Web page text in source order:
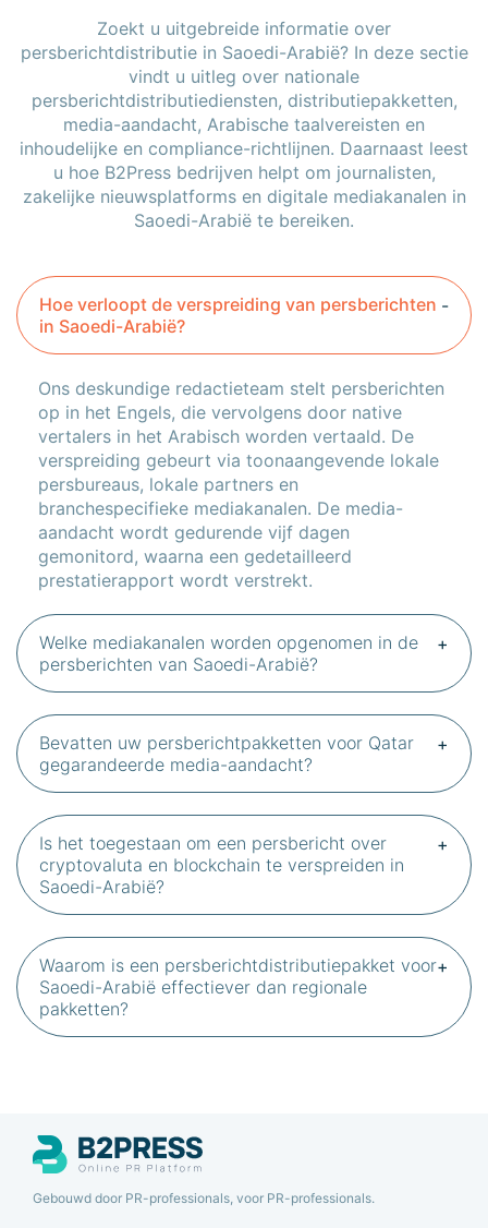
Zoekt u uitgebreide informatie over
persberichtdistributie in Saoedi-Arabië? In deze sectie
vindt u uitleg over nationale
persberichtdistributiediensten, distributiepakketten,
media-aandacht, Arabische taalvereisten en
inhoudelijke en compliance-richtlijnen. Daarnaast leest
u hoe B2Press bedrijven helpt om journalisten,
zakelijke nieuwsplatforms en digitale mediakanalen in
Saoedi-Arabië te bereiken.
Hoe verloopt de verspreiding van persberichten
in Saoedi-Arabië?
Ons deskundige redactieteam stelt persberichten
op in het Engels, die vervolgens door native
vertalers in het Arabisch worden vertaald. De
verspreiding gebeurt via toonaangevende lokale
persbureaus, lokale partners en
branchespecifieke mediakanalen. De media-
aandacht wordt gedurende vijf dagen
gemonitord, waarna een gedetailleerd
prestatierapport wordt verstrekt.
Welke mediakanalen worden opgenomen in de
persberichten van Saoedi-Arabië?
Bevatten uw persberichtpakketten voor Qatar
gegarandeerde media-aandacht?
Is het toegestaan om een persbericht over
cryptovaluta en blockchain te verspreiden in
Saoedi-Arabië?
Waarom is een persberichtdistributiepakket voor
Saoedi-Arabië effectiever dan regionale
pakketten?
Gebouwd door PR-professionals, voor PR-professionals.